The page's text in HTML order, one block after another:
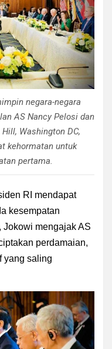
negara-negara
AS Nancy Pelosi dan
Washington DC,
kehormatan untuk
pertama.
RI mendapat
kesempatan
Jokowi mengajak AS
perdamaian,
yang saling